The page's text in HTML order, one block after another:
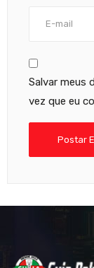
Salvar meus
vez que eu